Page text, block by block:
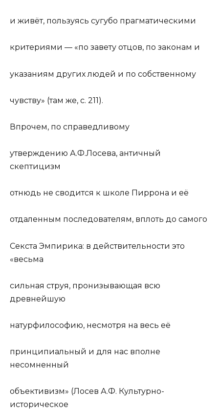
и живёт, пользуясь сугубо прагматическими
критериями — «по завету отцов, по законам и
указаниям других людей и по собственному
чувству» (там же, с. 211).
Впрочем, по справедливому
утверждению А.Ф.Лосева, античный
скептицизм
отнюдь не сводится к школе Пиррона и её
отдаленным последователям, вплоть до самогo
Секста Эмпирика: в действительности это
«весьма
сильная струя, пронизывающая всю
древнейшую
натурфилософию, несмотря на весь её
принципиальный и для нас вполне
несомненный
объективизм» (Лосев А.Ф. Культурно-
историческое